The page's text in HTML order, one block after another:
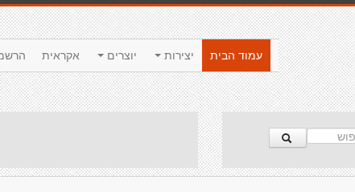
אקראית יוצרים יצירות
עמוד הבית